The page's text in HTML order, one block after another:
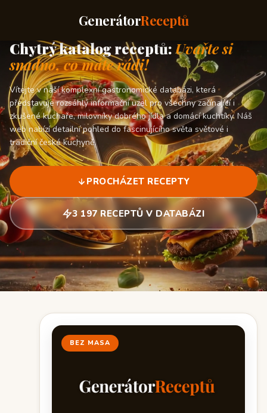
GenerátorReceptů
Chytrý katalog receptů:Uvařte si
snadno, co máte rádi!
Vítejte v naší komplexní gastronomické databázi, která
představuje rozsáhlý informační uzel pro všechny začínající i
zkušené kuchaře, milovníky dobrého jídla a domácí kuchtíky. Náš
web nabízí detailní pohled do fascinujícího světa světové i
tradiční české kuchyně.
PROCHÁZET RECEPTY
3 197 RECEPTŮ V DATABÁZI
BEZ MASA